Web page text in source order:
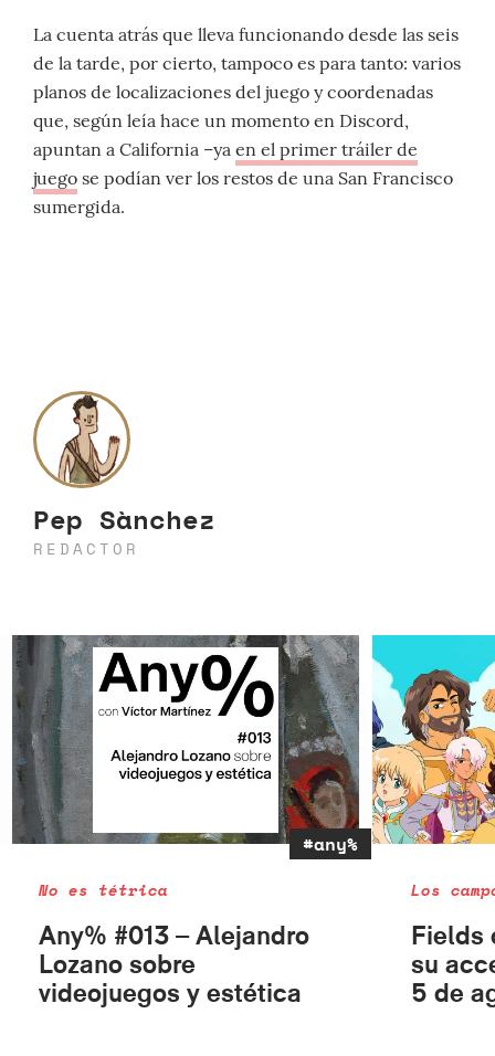
La cuenta atrás que lleva funcionando desde las seis
de la tarde, por cierto, tampoco es para tanto: varios
planos de localizaciones del juego y coordenadas
que, según leía hace un momento en Discord,
apuntan a California –ya en el primer tráiler de
juego se podían ver los restos de una San Francisco
sumergida.
Pep Sànchez
REDACTOR
#any%
No es tétrica
Any% #013 – Alejandro
Lozano sobre
videojuegos y estética
Los
Fields
su
5 de